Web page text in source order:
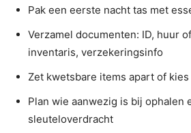
Pak een eerste nacht tas met
Verzamel documenten: ID, huur
inventaris, verzekeringsinfo
Zet kwetsbare items apart of
Plan wie aanwezig is bij ophalen
sleuteloverdracht